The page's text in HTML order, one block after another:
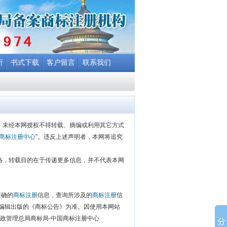
书式下载 客户留言 联系我们
让”的概念(12/15)
让”的概念(12/15)
未经本网授权不得转载、摘编或利用其它方式
标注册中心”。违反上述声明者，本网将追究
转载目的在于传递更多信息，并不代表本网
的商标注册信息，查询所涉及的商标注册信
辑出版的《商标公告》为准。因使用本网站
管理总局商标局-中国商标注册中心